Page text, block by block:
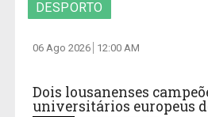
DESPORTO
06 Ago 2026 12:00 AM
Dois lousanenses
universitários europeus